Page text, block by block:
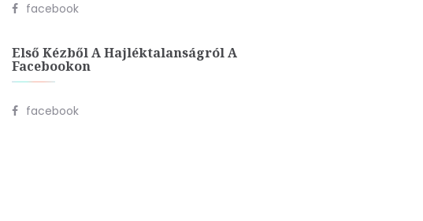
facebook
Első Kézből A Hajléktalanságról A
Facebookon
facebook